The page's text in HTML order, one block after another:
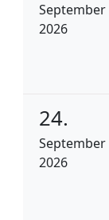
September
2026
24.
September
2026